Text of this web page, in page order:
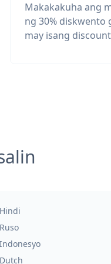
Makakakuha ang
ng 30% diskwento
may isang
Hindi
Ruso
Indonesyo
Dutch